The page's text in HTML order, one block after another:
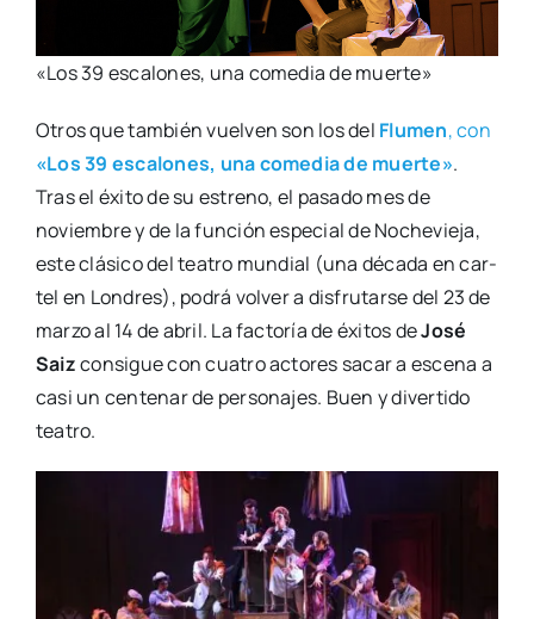
«Los 39 esca­lo­nes, una come­dia de muer­te»
Otros que tam­bién vuel­ven son los del Flu­men, con
«Los 39 esca­lo­nes, una come­dia de muer­te».
Tras el éxi­to de su estreno, el pasa­do mes de
noviem­bre y de la fun­ción espe­cial de Noche­vie­ja,
este clá­si­co del tea­tro mun­dial (una déca­da en car­
tel en Lon­dres), podrá vol­ver a dis­fru­tar­se del 23 de
mar­zo al 14 de abril. La fac­to­ría de éxi­tos deJosé
Saizcon­si­gue con cua­tro acto­res sacar a esce­na a
casi un cen­te­nar de per­so­na­jes. Buen y diver­ti­do
tea­tro.